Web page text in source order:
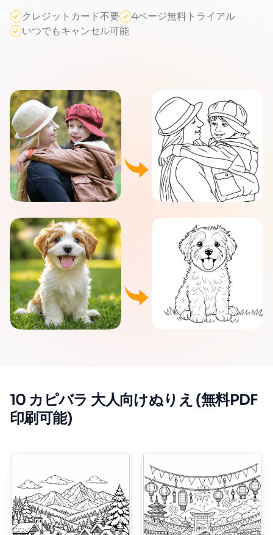
クレジットカード不要
4ページ無料トライアル
いつでもキャンセル可能
10 カピバラ 大人向けぬりえ (無料PDF
印刷可能)